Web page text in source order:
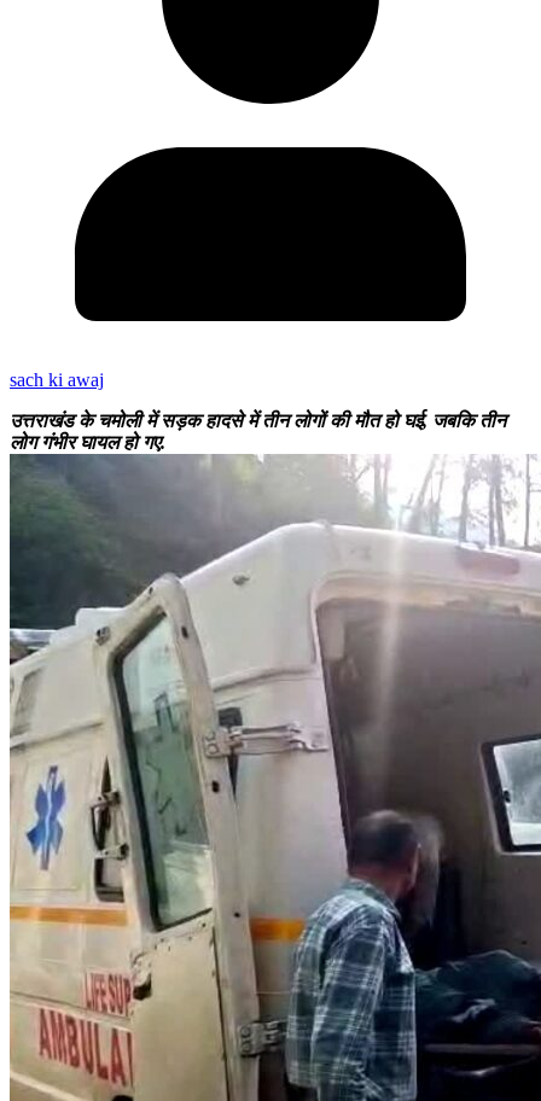
sach ki awaj
उत्तराखंड के चमोली में सड़क हादसे में तीन लोगों की मौत हो घई, जबकि तीन
लोग गंभीर घायल हो गए.